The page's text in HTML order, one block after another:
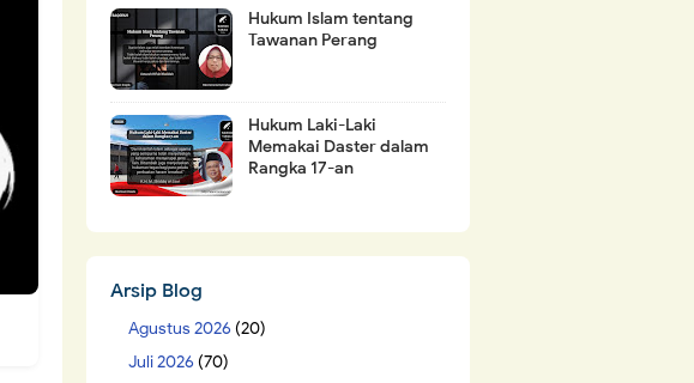
Hukum Islam tentang
Tawanan Perang
Hukum Laki-Laki
Memakai Daster dalam
Rangka 17-an
Arsip Blog
Agustus 2026 (20)
Juli 2026 (70)